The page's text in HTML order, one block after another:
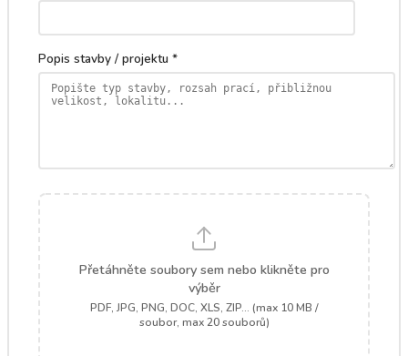
Popis stavby / projektu *
Přetáhněte soubory sem nebo klikněte pro
výběr
PDF, JPG, PNG, DOC, XLS, ZIP... (max 10 MB /
soubor, max 20 souborů)